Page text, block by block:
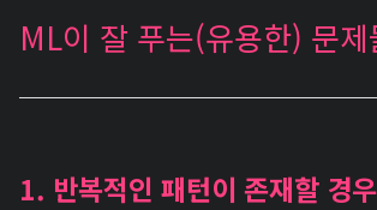
ML이 잘 푸는(유용한) 문제
1. 반복적인 패턴이 존재할 경우